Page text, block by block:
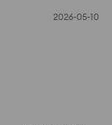
2026-05-10